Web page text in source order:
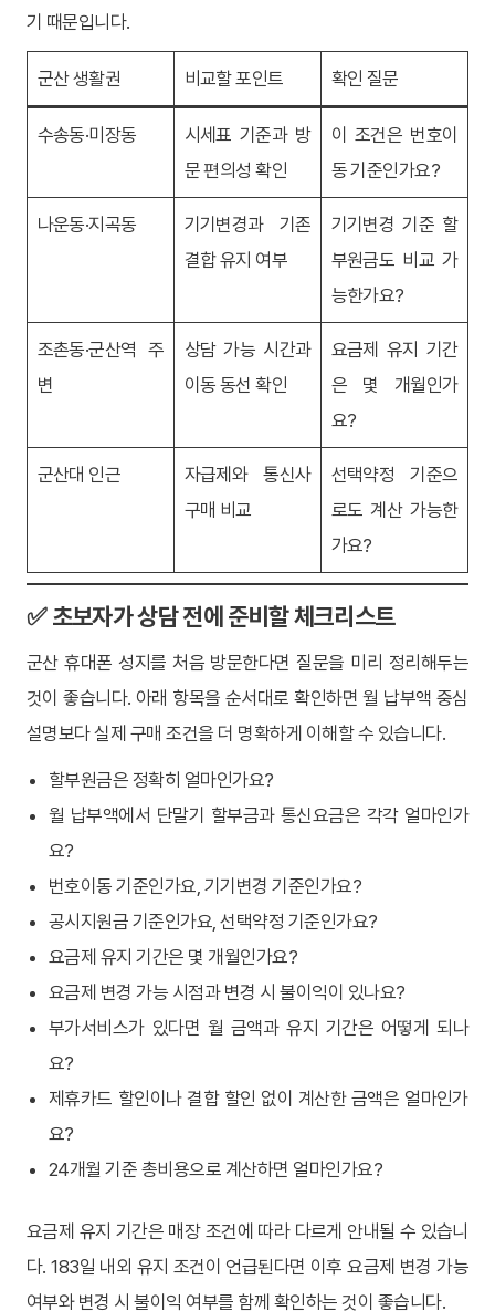
기 때문입니다.
군산 생활권 비교할 포인트 확인 질문
수송동·미장동
시세표 기준과 방
문 편의성 확인
이 조건은 번호이
동 기준인가요?
나운동·지곡동
기기변경과 기존
결합 유지 여부
기기변경 기준 할
부원금도 비교 가
능한가요?
조촌동·군산역 주
변
상담 가능 시간과
이동 동선 확인
요금제 유지 기간
은 몇 개월인가
요?
군산대 인근
자급제와 통신사
구매 비교
선택약정 기준으
로도 계산 가능한
가요?
✅ 초보자가 상담 전에 준비할 체크리스트
군산 휴대폰 성지를 처음 방문한다면 질문을 미리 정리해두는
것이 좋습니다. 아래 항목을 순서대로 확인하면 월 납부액 중심
설명보다 실제 구매 조건을 더 명확하게 이해할 수 있습니다.
할부원금은 정확히 얼마인가요?
월 납부액에서 단말기 할부금과 통신요금은 각각 얼마인가
요?
번호이동 기준인가요, 기기변경 기준인가요?
공시지원금 기준인가요, 선택약정 기준인가요?
요금제 유지 기간은 몇 개월인가요?
요금제 변경 가능 시점과 변경 시 불이익이 있나요?
부가서비스가 있다면 월 금액과 유지 기간은 어떻게 되나
요?
제휴카드 할인이나 결합 할인 없이 계산한 금액은 얼마인가
요?
24개월 기준 총비용으로 계산하면 얼마인가요?
요금제 유지 기간은 매장 조건에 따라 다르게 안내될 수 있습니
다. 183일 내외 유지 조건이 언급된다면 이후 요금제 변경 가능
여부와 변경 시 불이익 여부를 함께 확인하는 것이 좋습니다.